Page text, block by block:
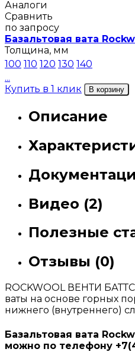
Аналоги
Сравнить
по запросу
Базальтовая вата
Толщина, мм
100 110 120 130 140
...
Купить в 1 клик
В корзину
Описание
Видео (2)
Полезные
Отзывы (0)
ROCKWOOL ВЕНТИ
ваты на основе горных
нижнего (внутреннего)
Базальтовая вата
можно по телефону